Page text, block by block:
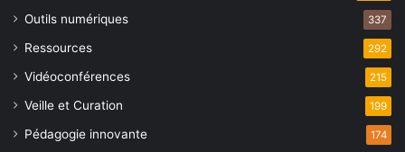
Outils numériques 337
Ressources 292
Vidéoconférences 215
Veille et Curation 199
Pédagogie innovante 174